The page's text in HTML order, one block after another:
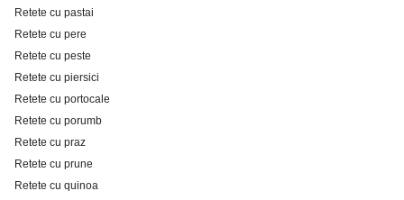
Retete cu pastai
Retete cu pere
Retete cu peste
Retete cu piersici
Retete cu portocale
Retete cu porumb
Retete cu praz
Retete cu prune
Retete cu quinoa